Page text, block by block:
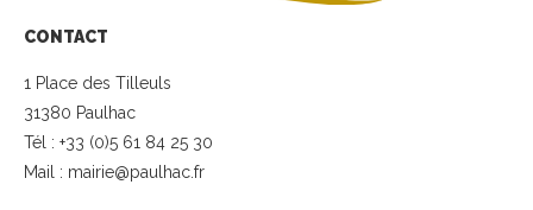
CONTACT
1 Place des Tilleuls
31380 Paulhac
Tél : +33 (0)5 61 84 25 30
Mail : mairie@paulhac.fr